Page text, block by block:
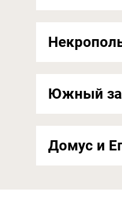
Южный
Домус и